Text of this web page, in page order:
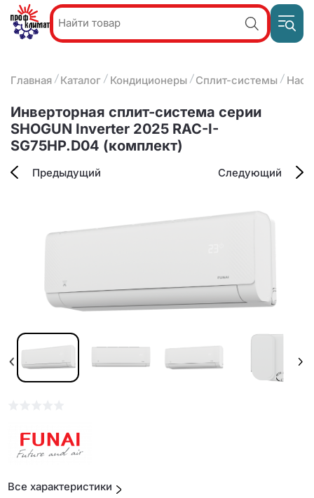
Акции и
О компании
Наши услуги
Оплата и доставка
Контакты
8
25-
Главная Каталог Кондиционеры Сплит-системы
Инверторная сплит-система серии
SHOGUN Inverter 2025 RAC-I-
SG75HP.D04 (комплект)
Предыдущий Следующий
Все характеристики